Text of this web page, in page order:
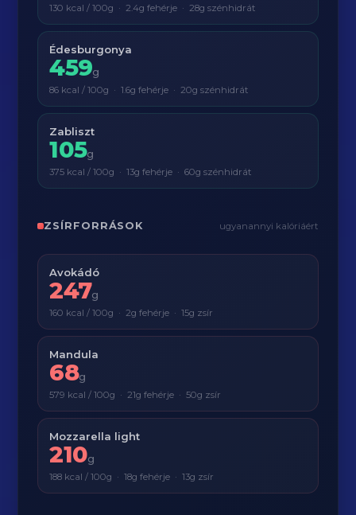
130 kcal / 100g · 2.4g fehérje · 28g szénhidrát
Édesburgonya
459g
86 kcal / 100g · 1.6g fehérje · 20g szénhidrát
Zabliszt
105g
375 kcal / 100g · 13g fehérje · 60g szénhidrát
ZSÍRFORRÁSOK ugyanannyi kalóriáért
Avokádó
247g
160 kcal / 100g · 2g fehérje · 15g zsír
Mandula
68g
579 kcal / 100g · 21g fehérje · 50g zsír
Mozzarella light
210g
188 kcal / 100g · 18g fehérje · 13g zsír